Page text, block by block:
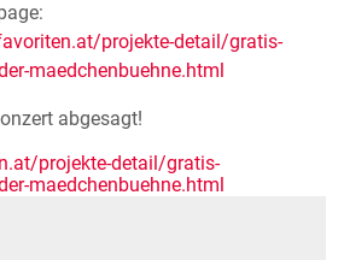
projekte-detail/gratis-
maedchenbuehne.html
abgesagt!
projekte-detail/gratis-
maedchenbuehne.html